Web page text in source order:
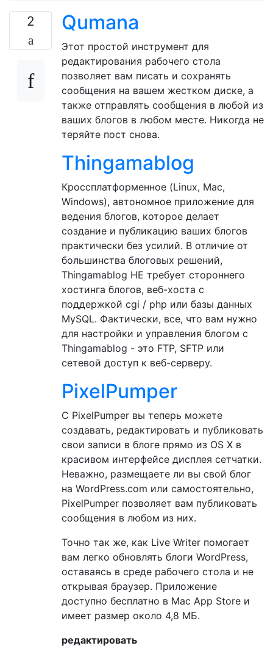
2 Qumana
Этот простой инструмент для
редактирования рабочего стола
позволяет вам писать и сохранять
сообщения на вашем жестком диске, а
также отправлять сообщения в любой из
ваших блогов в любом месте. Никогда не
теряйте пост снова.
Thingamablog
Кроссплатформенное (Linux, Mac,
Windows), автономное приложение для
ведения блогов, которое делает
создание и публикацию ваших блогов
практически без усилий. В отличие от
большинства блоговых решений,
Thingamablog НЕ требует стороннего
хостинга блогов, веб-хоста с
поддержкой cgi / php или базы данных
MySQL. Фактически, все, что вам нужно
для настройки и управления блогом с
Thingamablog - это FTP, SFTP или
сетевой доступ к веб-серверу.
PixelPumper
С PixelPumper вы теперь можете
создавать, редактировать и публиковать
свои записи в блоге прямо из OS X в
красивом интерфейсе дисплея сетчатки.
Неважно, размещаете ли вы свой блог
на WordPress.com или самостоятельно,
PixelPumper позволяет вам публиковать
сообщения в любом из них.
Точно так же, как Live Writer помогает
вам легко обновлять блоги WordPress,
оставаясь в среде рабочего стола и не
открывая браузер. Приложение
доступно бесплатно в Mac App Store и
имеет размер около 4,8 МБ.
редактировать